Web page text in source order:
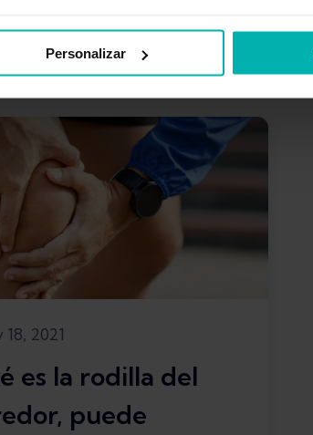
Personalizar
2021
es la rodilla del
puede